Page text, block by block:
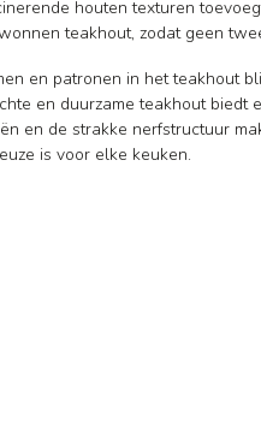
houten texturen
teakhout, zodat geen
en patronen in het teakhout
en duurzame teakhout
en de strakke nerfstructuur
is voor elke keuken.